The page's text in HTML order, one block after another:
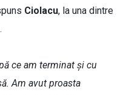
Ciolacu, la una dintre
ce am terminat și cu
Am avut proasta